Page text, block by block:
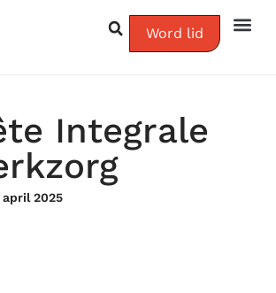
Word lid
Integrale
april 2025